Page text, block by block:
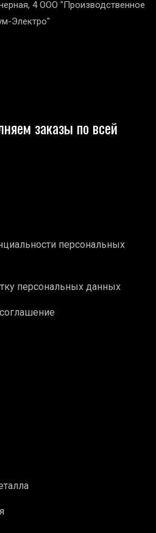
4 ООО "Производственное
Электро"
заказы по всей
персональных
персональных данных